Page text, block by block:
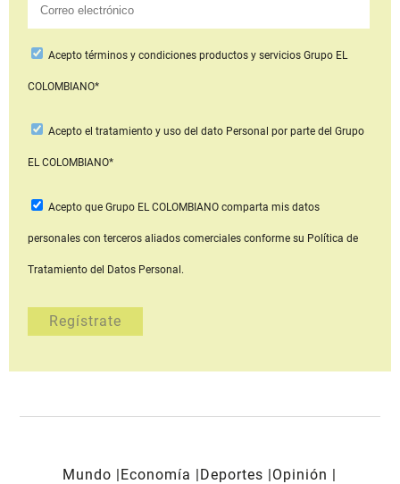
Aceptotérminos y condiciones productos y serviciosGrupo EL
COLOMBIANO*
Acepto el tratamiento y uso del dato Personal por parte del Grupo
EL COLOMBIANO*
Acepto que Grupo EL COLOMBIANOcomparta mis datos
personales con terceros aliados comerciales conforme su Política de
Tratamiento del Datos Personal.
Mundo Economía Deportes
Opinión